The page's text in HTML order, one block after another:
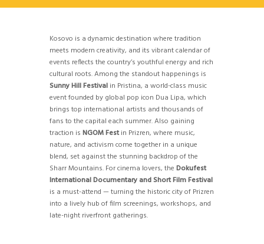
Kosovo is a dynamic destination where tradition
meets modern creativity, and its vibrant calendar of
events reflects the country’s youthful energy and rich
cultural roots. Among the standout happenings is
Sunny Hill Festival in Pristina, a world-class music
event founded by global pop icon Dua Lipa, which
brings top international artists and thousands of
fans to the capital each summer. Also gaining
traction is NGOM Festin Prizren, where music,
nature, and activism come together in a unique
blend, set against the stunning backdrop of the
Sharr Mountains. For cinema lovers, the Dokufest
International Documentary and Short Film Festival
is a must-attend — turning the historic city of Prizren
into a lively hub of film screenings, workshops, and
late-night riverfront gatherings.